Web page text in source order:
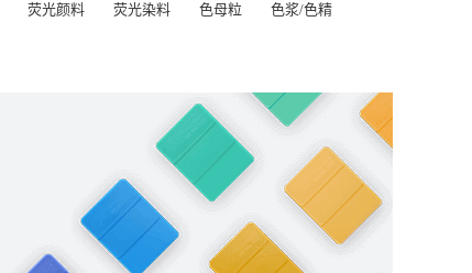
荧光颜料 荧光染料 色母粒
色浆/色精